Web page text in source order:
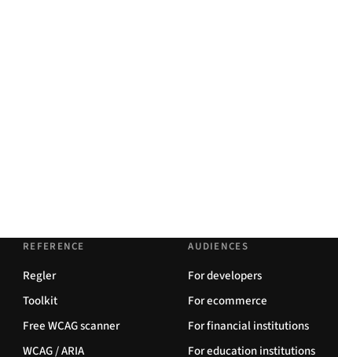
REFERENCE
Regler
Toolkit
Free WCAG scanner
WCAG / ARIA
AUDIENCES
For developers
For ecommerce
For financial institutions
For education institutions